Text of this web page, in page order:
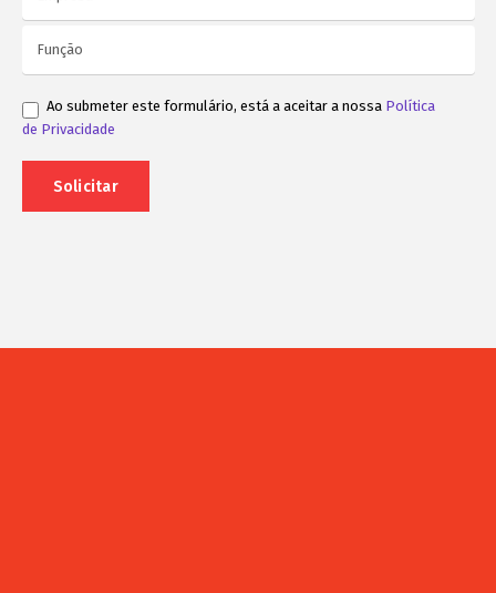
Ao submeter este formulário, está a aceitar a nossa Política
de Privacidade